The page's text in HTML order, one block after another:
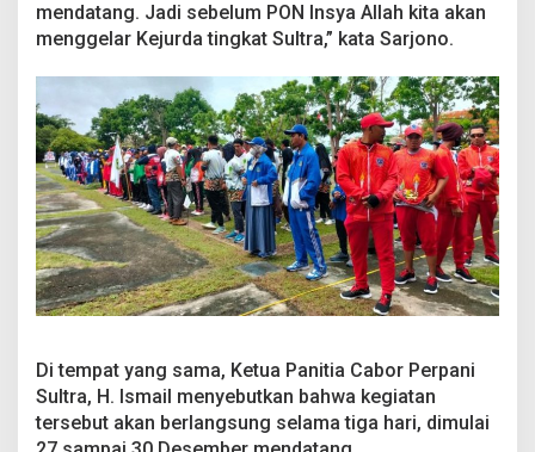
mendatang. Jadi sebelum PON Insya Allah kita akan
menggelar Kejurda tingkat Sultra,” kata Sarjono.
Di tempat yang sama, Ketua Panitia Cabor Perpani
Sultra, H. Ismail menyebutkan bahwa kegiatan
tersebut akan berlangsung selama tiga hari, dimulai